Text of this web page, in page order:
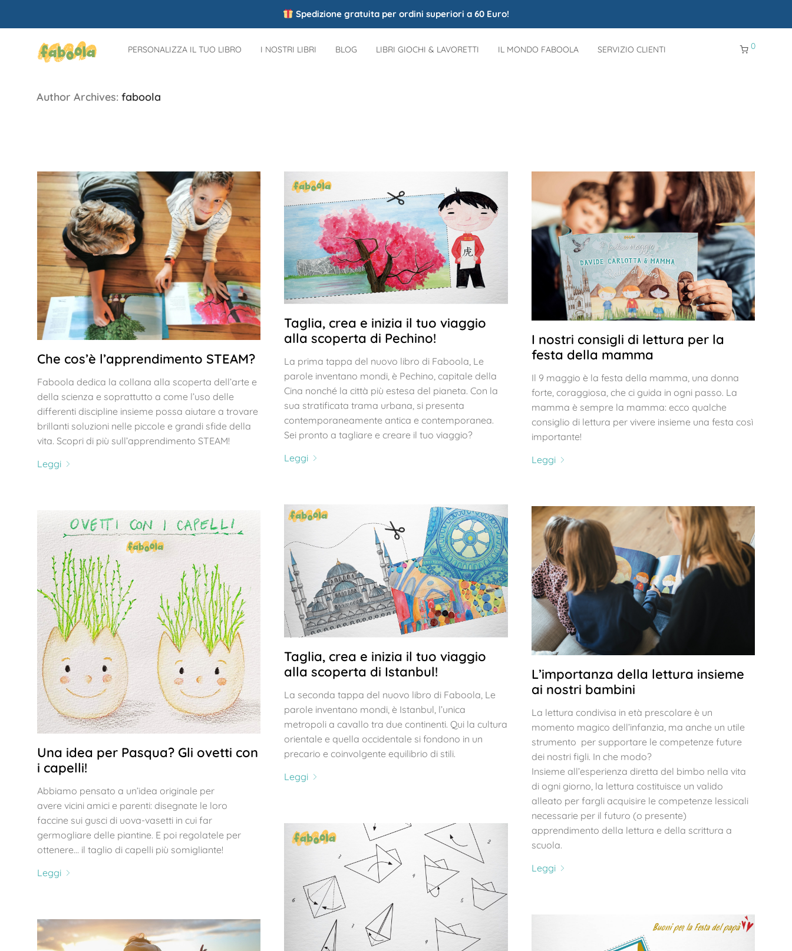
Spedizione gratuita per ordini superiori a 60 Euro!
PERSONALIZZA IL TUO LIBRO I NOSTRI LIBRI BLOG LIBRI GIOCHI & LAVORETTI IL MONDO FABOOLA SERVIZIO CLIENTI 0
Author Archives: faboola
Che cos’è l’apprendimento STEAM?
Faboola dedica la collana alla scoperta dell’arte e
della scienza e soprattutto a come l’uso delle
differenti discipline insieme possa aiutare a trovare
brillanti soluzioni nelle piccole e grandi sfide della
vita. Scopri di più sull’apprendimento STEAM!
Leggi
Taglia, crea e inizia il tuo viaggio
alla scoperta di Pechino!
La prima tappa del nuovo libro di Faboola, Le
parole inventano mondi, è Pechino, capitale della
Cina nonché la città più estesa del pianeta. Con la
sua stratificata trama urbana, si presenta
contemporaneamente antica e contemporanea.
Sei pronto a tagliare e creare il tuo viaggio?
Leggi
I nostri consigli di lettura per la
festa della mamma
Il 9 maggio è la festa della mamma, una donna
forte, coraggiosa, che ci guida in ogni passo. La
mamma è sempre la mamma: ecco qualche
consiglio di lettura per vivere insieme una festa così
importante!
Leggi
Taglia, crea e inizia il tuo viaggio
alla scoperta di Istanbul!
La seconda tappa del nuovo libro di Faboola, Le
parole inventano mondi, è Istanbul, l’unica
metropoli a cavallo tra due continenti. Qui la cultura
orientale e quella occidentale si fondono in un
precario e coinvolgente equilibrio di stili.
Leggi
L’importanza della lettura insieme
ai nostri bambini
La lettura condivisa in età prescolare è un
momento magico dell’infanzia, ma anche un utile
strumento per supportare le competenze future
dei nostri figli. In che modo?
Insieme all’esperienza diretta del bimbo nella vita
di ogni giorno, la lettura costituisce un valido
alleato per fargli acquisire le competenze lessicali
necessarie per il futuro (o presente)
apprendimento della lettura e della scrittura a
scuola.
Leggi
Una idea per Pasqua? Gli ovetti con
i capelli!
Abbiamo pensato a un’idea originale per
avere vicini amici e parenti: disegnate le loro
faccine sui gusci di uova-vasetti in cui far
germogliare delle piantine. E poi regolatele per
ottenere… il taglio di capelli più somigliante!
Leggi